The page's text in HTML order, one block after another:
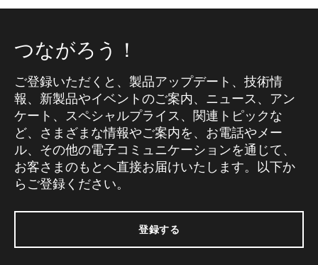
つながろう！
ご登録いただくと、製品アップデート、技術情
報、新製品やイベントのご案内、ニュース、アン
ケート、スペシャルプライス、関連トピックな
ど、さまざまな情報やご案内を、お電話やメー
ル、その他の電子コミュニケーションを通じて、
お客さまのもとへ直接お届けいたします。以下か
らご登録ください。
登録する